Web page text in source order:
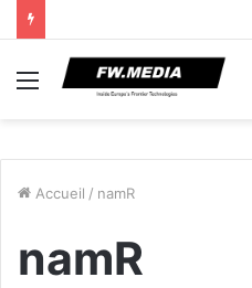
Menu
Accueil / namR
namR